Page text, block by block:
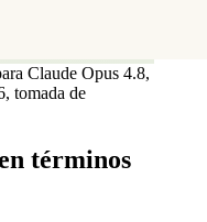
Claude Opus 4.8,
tomada de
términos